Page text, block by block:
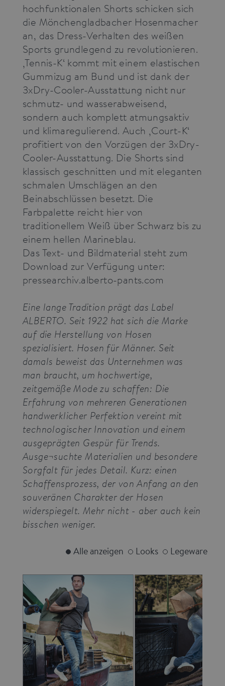
hochfunktionalen Shorts schicken sich
die Mönchengladbacher Hosenmacher
an, das Dress-Verhalten des weißen
Sports grundlegend zu revolutionieren.
‚Tennis-K‘ kommt mit einem elastischen
Gummizug am Bund und ist dank der
3xDry-Cooler-Ausstattung nicht nur
schmutz- und wasserabweisend,
sondern auch komplett atmungsaktiv
und klimaregulierend. Auch ‚Court-K‘
profitiert von den Vorzügen der 3xDry-
Cooler-Ausstattung. Die Shorts sind
klassisch geschnitten und mit eleganten
schmalen Umschlägen an den
Beinabschlüssen besetzt. Die
Farbpalette reicht hier von
traditionellem Weiß über Schwarz bis zu
einem hellen Marineblau.
Das Text- und Bildmaterial steht zum
Download zur Verfügung unter:
pressearchiv.alberto-pants.com
Eine lange Tradition prägt das Label
ALBERTO. Seit 1922 hat sich die Marke
auf die Herstellung von Hosen
spezialisiert. Hosen für Männer. Seit
damals beweist das Unternehmen was
man braucht, um hochwertige,
zeitgemäße Mode zu schaffen: Die
Erfahrung von mehreren Generationen
handwerklicher Perfektion vereint mit
technologischer Innovation und einem
ausgeprägten Gespür für Trends.
Ausge¬suchte Materialien und besondere
Sorgfalt für jedes Detail. Kurz: einen
Schaffensprozess, der von Anfang an den
souveränen Charakter der Hosen
widerspiegelt. Mehr nicht - aber auch kein
bisschen weniger.
Alle anzeigen Looks Legeware
cookie.
_pk_ses.3.3ff2
press.alberto-
pants.com
minutes
This cookie
name is
with the
source web
analytics
platform. It is
used to help
website
owners track
visitor
site
It is a pattern
where the
_pk_ses is
a short series
code for the
domain